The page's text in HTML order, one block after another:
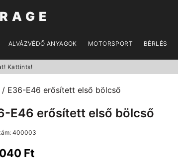
ALVÁZVÉDŐ ANYAGOK MOTORSPORT BÉRLÉS
Kattints!
/ E36-E46 erősített első bölcső
E46 erősített első bölcső
400003
Ft